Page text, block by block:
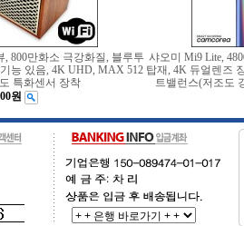
800만화소 극강화질, 블루투
능 있음, 4K UHD, MAX 512
특화센서 장착
원
샤오미 Mi9 Lite,
탑재, 4K 듀얼렌즈
트밸런스(저조도